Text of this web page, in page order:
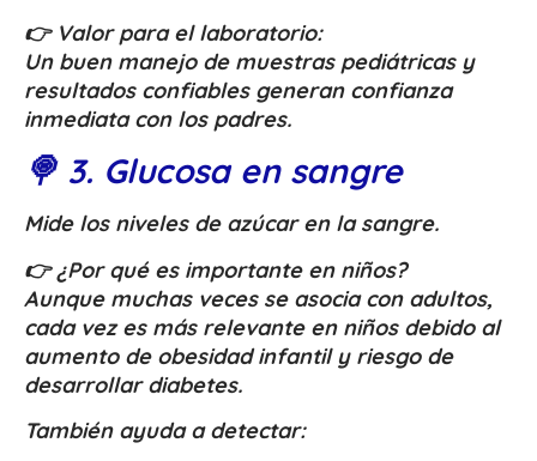
👉 Valor para el laboratorio:
Un buen manejo de muestras pediátricas y
resultados confiables generan confianza
inmediata con los padres.
🍭 3. Glucosa en sangre
Mide los niveles de azúcar en la sangre.
👉 ¿Por qué es importante en niños?
Aunque muchas veces se asocia con adultos,
cada vez es más relevante en niños debido al
aumento de obesidad infantil y riesgo de
desarrollar diabetes.
También ayuda a detectar: